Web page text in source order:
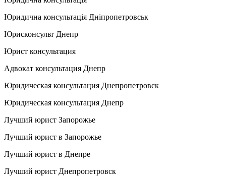
Юридична консультація Дніпропетровськ
Юрисконсульт Днепр
Юрист консультация
Адвокат консультация Днепр
Юридическая консультация Днепропетровск
Юридическая консультация Днепр
Лучший юрист Запорожье
Лучший юрист в Запорожье
Лучший юрист в Днепре
Лучший юрист Днепропетровск